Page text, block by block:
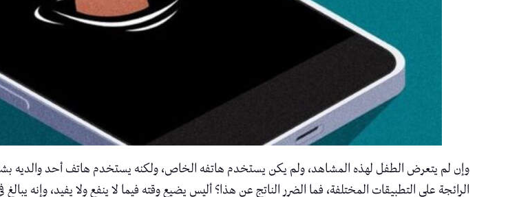
وإن لم يتعرض الطفل لهذه المشاهد، ولم يكن يستخدم هاتفه الخاص، ولكنه يستخدم هاتف أحد والديه
الرائجة على التطبيقات المختلفة، فما الضرر الناتج عن هذا؟ أليس يضيع وقته فيما لا ينفع ولا يفيد، وإنه